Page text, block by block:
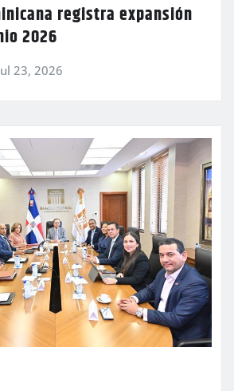
registra expansión
2026
23, 2026